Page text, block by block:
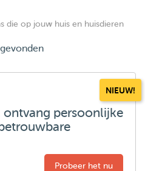
die op jouw huis en huisdieren
NIEUW!
ontvang persoonlijke
Probeer het nu